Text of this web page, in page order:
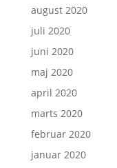
august 2020
juli 2020
juni 2020
maj 2020
april 2020
marts 2020
februar 2020
januar 2020